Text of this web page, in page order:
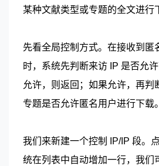
某种文献类型或专题的全文进行
先看全局控制方式。在接收到匿
时，系统先判断来访 IP 是否允
允许，则返回；如果允许，再判
专题是否允许匿名用户进行下载。
我们来新建一个控制 IP/IP 段。
统在列表中自动增加一行，我们